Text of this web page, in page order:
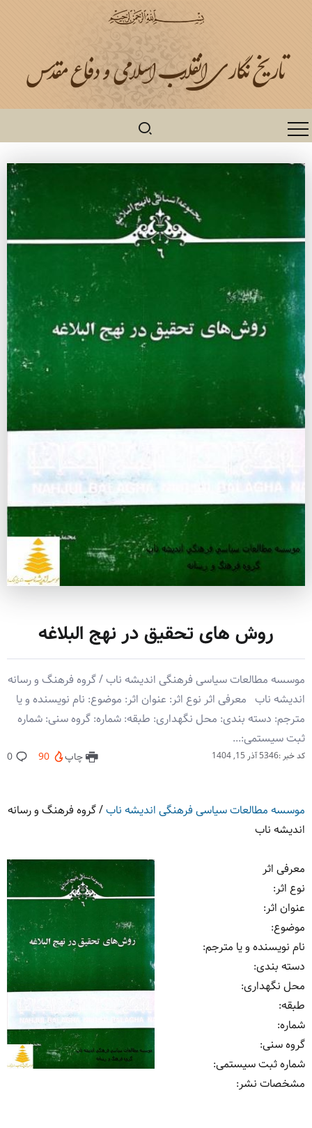
روش های تحقیق در نهج البلاغه
موسسه مطالعات سیاسی فرهنگی اندیشه ناب / گروه فرهنگ و رسانه
اندیشه ناب معرفی اثر نوع اثر: عنوان اثر: موضوع: نام نویسنده و یا
مترجم: دسته بندی: محل نگهداری: طبقه: شماره: گروه سنی: شماره
ثبت سیستمی:...
کد خبر :5346 آذر 15, 1404 چاپ 90
0
موسسه مطالعات سیاسی فرهنگی اندیشه ناب/گروه فرهنگ و رسانه
اندیشه ناب
معرفی اثر
نوع اثر:
عنوان اثر:
موضوع:
نام نویسنده و یا مترجم:
دسته بندی:
محل نگهداری:
طبقه:
شماره:
گروه سنی:
شماره ثبت سیستمی:
مشخصات نشر: ‏‫